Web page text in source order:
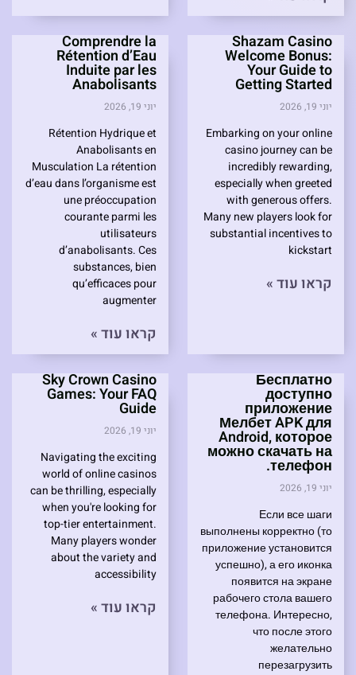
Shazam Casino
Welcome Bonus:
Your Guide to
Getting Started
יוני 19, 2026
Embarking on your online
casino journey can be
incredibly rewarding,
especially when greeted
with generous offers.
Many new players look for
substantial incentives to
kickstart
קראו עוד »
Comprendre la
Rétention d’Eau
Induite par les
Anabolisants
יוני 19, 2026
Rétention Hydrique et
Anabolisants en
Musculation La rétention
d’eau dans l’organisme est
une préoccupation
courante parmi les
utilisateurs
d’anabolisants. Ces
substances, bien
qu’efficaces pour
augmenter
קראו עוד »
Бесплатно
доступно
приложение
Мелбет APK для
Android, которое
можно скачать на
телефон.
יוני 19, 2026
Если все шаги
выполнены корректно (то
приложение установится
успешно), а его иконка
появится на экране
рабочего стола вашего
телефона. Интересно,
что после этого
желательно
перезагрузить
Sky Crown Casino
Games: Your FAQ
Guide
יוני 19, 2026
Navigating the exciting
world of online casinos
can be thrilling, especially
when you're looking for
top-tier entertainment.
Many players wonder
about the variety and
accessibility
קראו עוד »